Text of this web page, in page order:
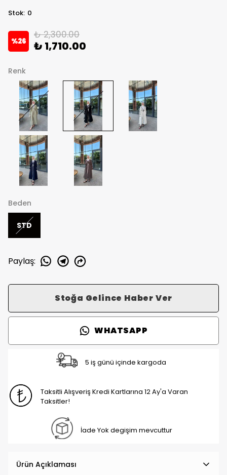
Stok: 0
%26
₺ 2,300.00
₺ 1,710.00
Renk
Beden
STD
Paylaş:
Stoğa Gelince Haber Ver
WHATSAPP
5 iş günü içinde kargoda
Taksitli Alışveriş Kredi Kartlarına 12 Ay'a Varan
Taksitler!
İade Yok degişim mevcuttur
Ürün Açıklaması